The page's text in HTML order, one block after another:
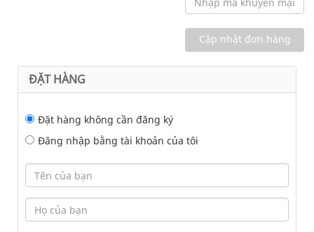
ĐẶT HÀNG
Đặt hàng không cần đăng ký
Đăng nhập bằng tài khoản của tôi